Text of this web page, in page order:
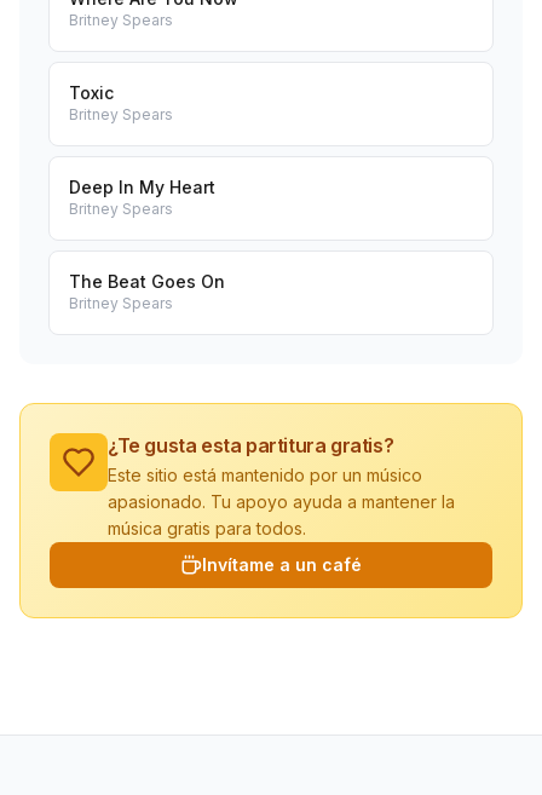
Britney Spears
Toxic
Britney Spears
Deep In My Heart
Britney Spears
The Beat Goes On
Britney Spears
¿Te gusta esta partitura gratis?
Este sitio está mantenido por un músico
apasionado. Tu apoyo ayuda a mantener la
música gratis para todos.
Invítame a un café